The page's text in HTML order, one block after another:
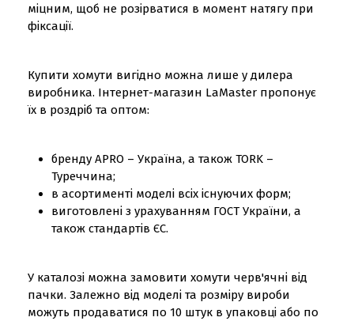
міцним, щоб не розірватися в момент натягу при
фіксації.
Купити хомути вигідно можна лише у дилера
виробника. Інтернет-магазин LaMaster пропонує
їх в роздріб та оптом:
бренду APRO – Україна, а також TORK –
Туреччина;
в асортименті моделі всіх існуючих форм;
виготовлені з урахуванням ГОСТ України, а
також стандартів ЄС.
У каталозі можна замовити хомути черв'ячні від
пачки. Залежно від моделі та розміру вироби
можуть продаватися по 10 штук в упаковці або по